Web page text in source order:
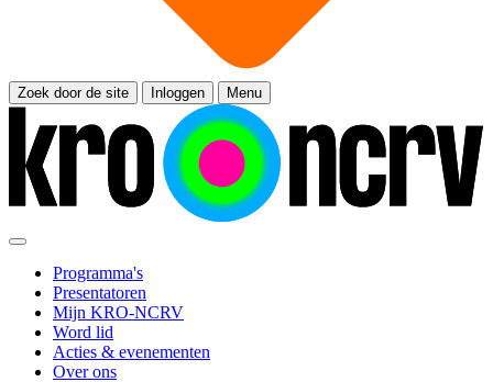
Zoek door de site Inloggen Menu
Programma's
Presentatoren
Mijn KRO-NCRV
Word lid
Acties & evenementen
Over ons